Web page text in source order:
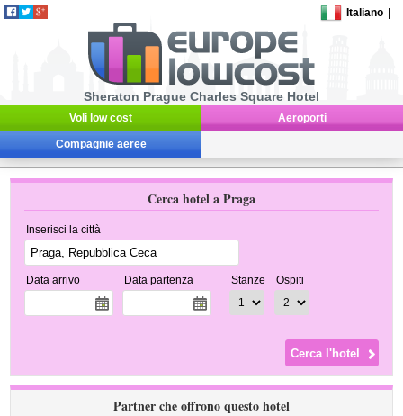
Italiano
Sheraton Prague Charles Square Hotel
Voli low cost Aeroporti
Compagnie aeree
Cerca hotel a Praga
Inserisci la città
Data arrivo Data partenza Stanze Ospiti
Partner che offrono questo hotel